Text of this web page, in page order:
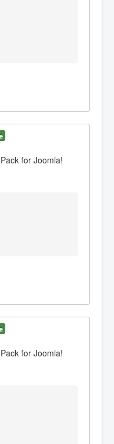
for Joomla!
for Joomla!